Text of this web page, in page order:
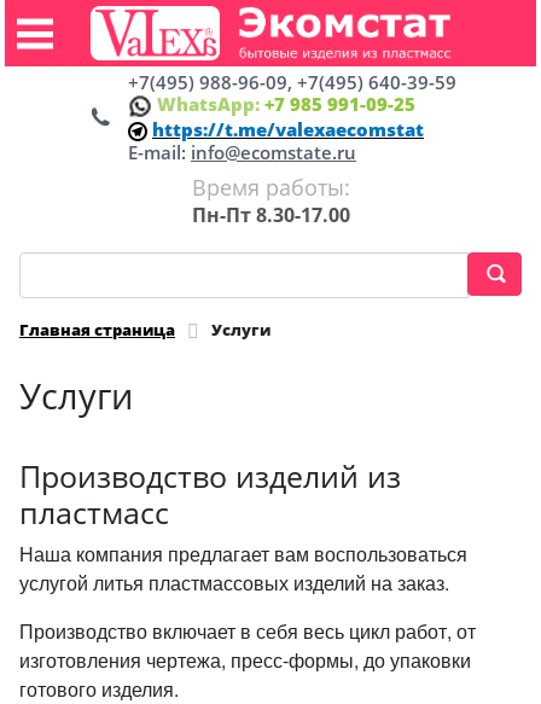
+7(495) 988-96-09, +7(495) 640-39-59
WhatsApp: +7 985 991-09-25
https://t.me/valexaecomstat
E-mail: info@ecomstate.ru
Время работы:
Пн-Пт 8.30-17.00
Главная страница Услуги
Услуги
Производство изделий из
пластмасс
Наша компания предлагает вам воспользоваться
услугой литья пластмассовых изделий на заказ.
Производство включает в себя весь цикл работ, от
изготовления чертежа, пресс-формы, до упаковки
готового изделия.